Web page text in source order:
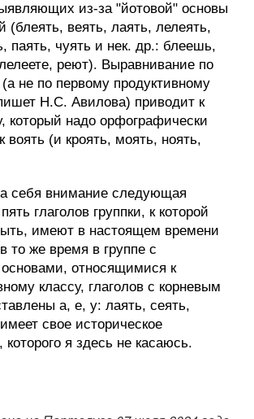
из-за "йотовой" основы
(блеять, веять, лаять, лелеять,
паять, чуять и нек. др.: блеешь,
реют). Выравнивание по
(а не по первому продуктивному
Н.С. Авилова) приводит к
который надо орфографически
воять (и кроять, моять, ноять,
себя внимание следующая
глаголов группки, к которой
имеют в настоящем времени
то же время в группе с
относящимися к
классу, глаголов с корневым
а, е, у: лаять, сеять,
свое историческое
которого я здесь не касаюсь.